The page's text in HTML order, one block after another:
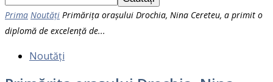
Prima Noutăți Primărița orașului Drochia, Nina Cereteu, a primit o
diplomă de excelență de...
Noutăți